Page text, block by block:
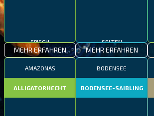
MEHR ERFAHREN MEHR ERFAHREN
AMAZONAS
ALLIGATORHECHT
BODENSEE
BODENSEE-SAIBLING